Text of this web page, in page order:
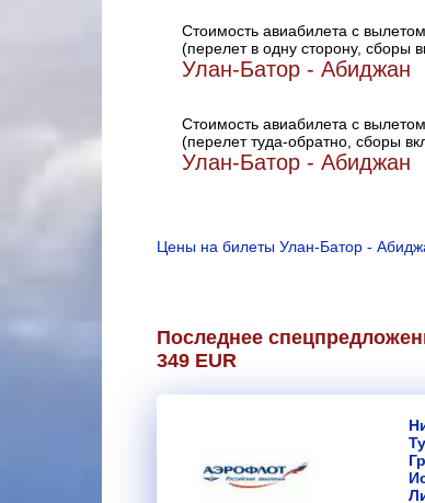
Стоимость авиабилета с
(перелет в одну сторону, сборы
Улан-Батор - Абиджан
Стоимость авиабилета с
(перелет туда-обратно, сборы
Улан-Батор - Абиджан
Цены на билеты Улан-Батор -
Последнее
349 EUR